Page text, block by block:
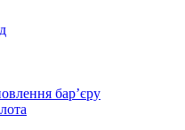
бар’єру